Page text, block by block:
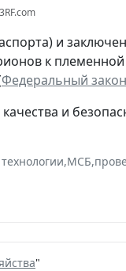
и
к
Федеральный
и
,МСБ,
"